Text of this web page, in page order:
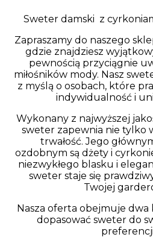
Sweter damski z
Zapraszamy do naszego
gdzie znajdziesz
pewnością przyciągnie
miłośników mody. Nasz
z myślą o osobach, które
indywidualność i
Wykonany z najwyższej
sweter zapewnia nie tylko
trwałość. Jego
ozdobnym są dżety i
niezwykłego blasku i
sweter staje się
Twojej
Nasza oferta obejmuje dwa
dopasować sweter do